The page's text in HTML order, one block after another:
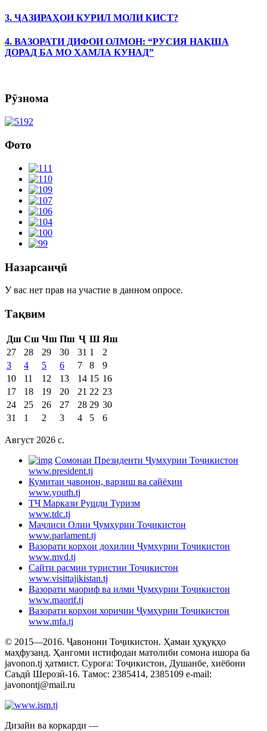
3. ҶАЗИРАҲОИ КУРИЛ МОЛИ КИСТ?
4. ВАЗОРАТИ ДИФОИ ОЛМОН: “РУСИЯ НАҚША
ДОРАД БА МО ҲАМЛА КУНАД”
Рӯзнома
Фото
Назарсанҷӣ
У вас нет прав на участие в данном опросе.
Тақвим
Дш Сш Чш Пш Ҷ Ш Яш
27
28 29 30 31 1
2
3
4 5 6 7 8
9
10
11 12 13 14 15 16
17
18 19 20 21 22 23
24
25 26 27 28 29 30
31
1 2 3 4 5 6
Август 2026 c.
Cомонаи Президенти Ҷумҳурии Тоҷикистон
www.president.tj
Кумитаи ҷавонон, варзиш ва сайёҳии
www.youth.tj
ТҶ Маркази Рушди Туризм
www.tdc.tj
Маҷлиси Олии Ҷумҳурии Тоҷикистон
www.parlament.tj
Вазорати корҳои дохилии Ҷумҳурии Тоҷикистон
www.mvd.tj
Сайти расмии туристии Тоҷикистон
www.visittajikistan.tj
Вазорати маориф ва илми Ҷумҳурии Тоҷикистон
www.maorif.tj
Вазорати корҳои хориҷии Ҷумҳурии Тоҷикистон
www.mfa.tj
© 2015—2016. Ҷавонони Тоҷикистон. Ҳамаи ҳуқуқҳо
маҳфузанд. Ҳангоми истифодаи матолиби сомона ишора ба
javonon.tj ҳатмист. Суроға: Тоҷикистон, Душанбе, хиёбони
Саъдӣ Шерозӣ-16. Тамос: 2385414, 2385109 e-mail:
javonontj@mail.ru
Дизайн ва коркарди —